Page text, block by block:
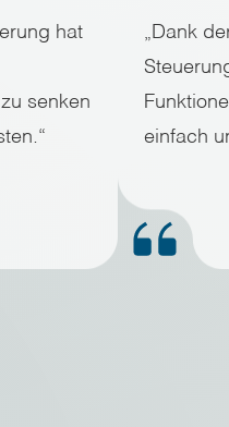
hat
senken
„Dank
einfach